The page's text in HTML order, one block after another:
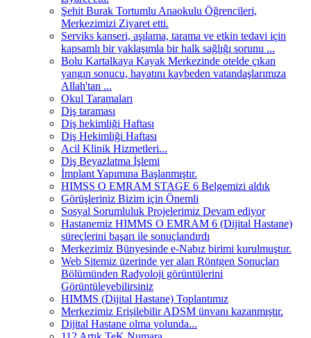
Şehit Burak Tortumlu Anaokulu Öğrencileri,
Merkezimizi Ziyaret etti.
Serviks kanseri, aşılama, tarama ve etkin tedavi için
kapsamlı bir yaklaşımla bir halk sağlığı sorunu ...
Bolu Kartalkaya Kayak Merkezinde otelde çıkan
yangın sonucu, hayatını kaybeden vatandaşlarımıza
Allah'tan ...
Okul Taramaları
Diş taraması
Diş hekimliği Haftası
Diş Hekimliği Haftası
Acil Klinik Hizmetleri...
Diş Beyazlatma İşlemi
İmplant Yapımına Başlanmıştır.
HIMSS O EMRAM STAGE 6 Belgemizi aldık
Görüşleriniz Bizim için Önemli
Sosyal Sorumluluk Projelerimiz Devam ediyor
Hastanemiz HIMMS O EMRAM 6 (Dijital Hastane)
süreçlerini başarı ile sonuçlandırdı
Merkezimiz Bünyesinde e-Nabız birimi kurulmuştur.
Web Sitemiz üzerinde yer alan Röntgen Sonuçları
Bölümünden Radyoloji görüntülerini
Görüntüleyebilirsiniz
HIMMS (Dijital Hastane) Toplantımız
Merkezimiz Erişilebilir ADSM ünvanı kazanmıştır.
Dijital Hastane olma yolunda...